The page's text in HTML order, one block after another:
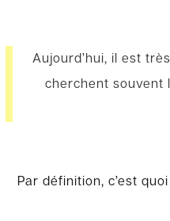
Aujourd’hui, il est
cherchent souvent
Par définition, c’est